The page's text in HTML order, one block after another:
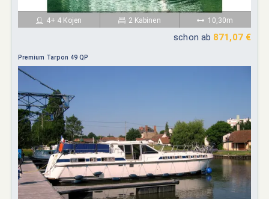
4+ 4 Kojen 2 Kabinen 10,30m
schon ab 871,07 €
Premium Tarpon 49 QP